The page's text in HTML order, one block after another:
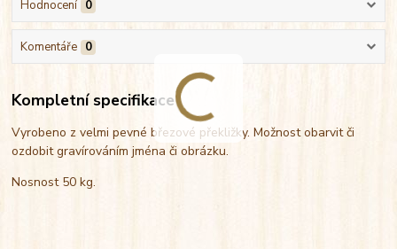
Hodnocení 0
Komentáře 0
Kompletní specifikace
Vyrobeno z velmi pevné březové překližky. Možnost obarvit či
ozdobit gravírováním jména či obrázku.
Nosnost 50 kg.